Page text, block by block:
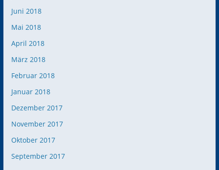
Juni 2018
Mai 2018
April 2018
März 2018
Februar 2018
Januar 2018
Dezember 2017
November 2017
Oktober 2017
September 2017